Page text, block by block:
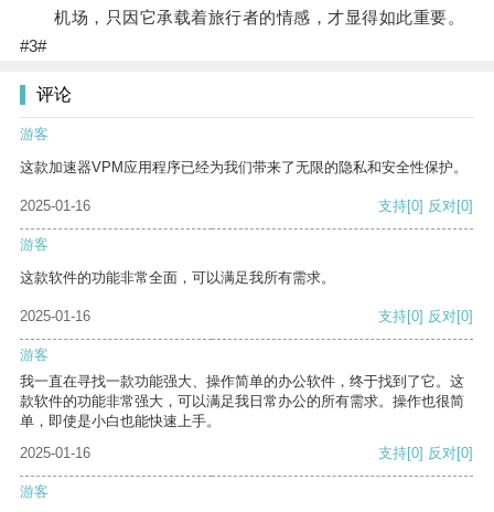
机场，只因它承载着旅行者的情感，才显得如此重要。
#3#
评论
游客
这款加速器VPM应用程序已经为我们带来了无限的隐私和安全性保护。
2025-01-16 支持[0] 反对[0]
游客
这款软件的功能非常全面，可以满足我所有需求。
2025-01-16 支持[0] 反对[0]
游客
我一直在寻找一款功能强大、操作简单的办公软件，终于找到了它。这
款软件的功能非常强大，可以满足我日常办公的所有需求。操作也很简
单，即使是小白也能快速上手。
2025-01-16
支持[0] 反对[0]
游客